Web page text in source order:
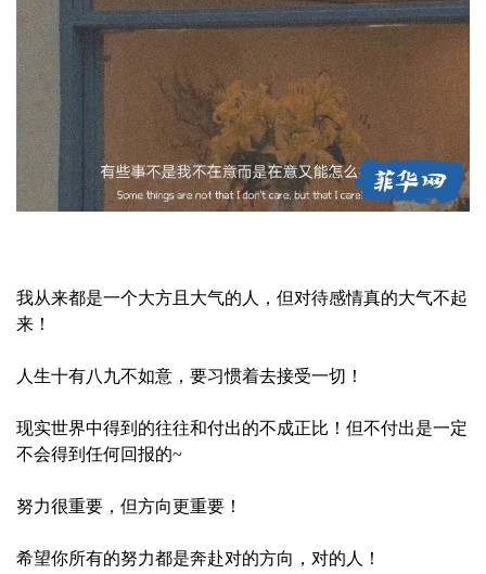
我从来都是一个大方且大气的人，但对待感情真的大气不起
来！
人生十有八九不如意，要习惯着去接受一切！
现实世界中得到的往往和付出的不成正比！但不付出是一定
不会得到任何回报的~
努力很重要，但方向更重要！
希望你所有的努力都是奔赴对的方向，对的人！